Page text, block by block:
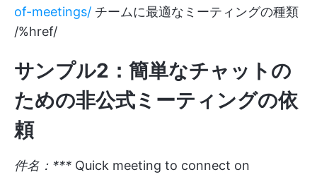
of-meetings/ チームに最適なミーティングの種類
/%href/
サンプル2：簡単なチャットの
ための非公式ミーティングの依
頼
件名：*** Quick meeting to connect on